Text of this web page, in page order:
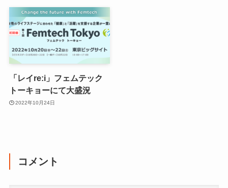
「レイre:i」フェムテック
トーキョーにて大盛況
2022年10月24日
コメント